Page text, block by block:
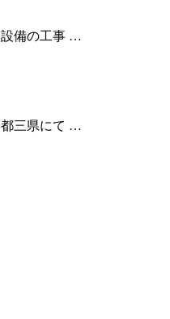
設備の工事 …
都三県にて …